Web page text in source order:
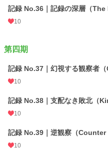
記録 No.36｜記録の深層（
10
第四期
記録 No.37｜幻視する観察者
10
記録 No.38｜支配なき敗北（
10
記録 No.39｜逆観察（Counter
10